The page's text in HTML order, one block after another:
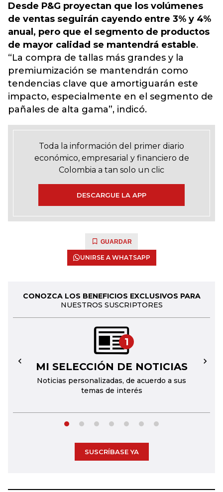
Desde P&G proyectan que los volúmenes
de ventas seguirán cayendo entre 3% y 4%
anual, pero que el segmento de productos
de mayor calidad se mantendrá estable.
“La compra de tallas más grandes y la
premiumización se mantendrán como
tendencias clave que amortiguarán este
impacto, especialmente en el segmento de
pañales de alta gama”, indicó.
Toda la información del primer diario
económico, empresarial y financiero de
Colombia a tan solo un clic
DESCARGUE LA APP
GUARDAR
UNIRSE A WHATSAPP
CONOZCA LOS BENEFICIOS EXCLUSIVOS PARA
NUESTROS SUSCRIPTORES
1
MI SELECCIÓN DE NOTICIAS
Noticias personalizadas, de acuerdo a sus
temas de interés
← →
SUSCRÍBASE YA